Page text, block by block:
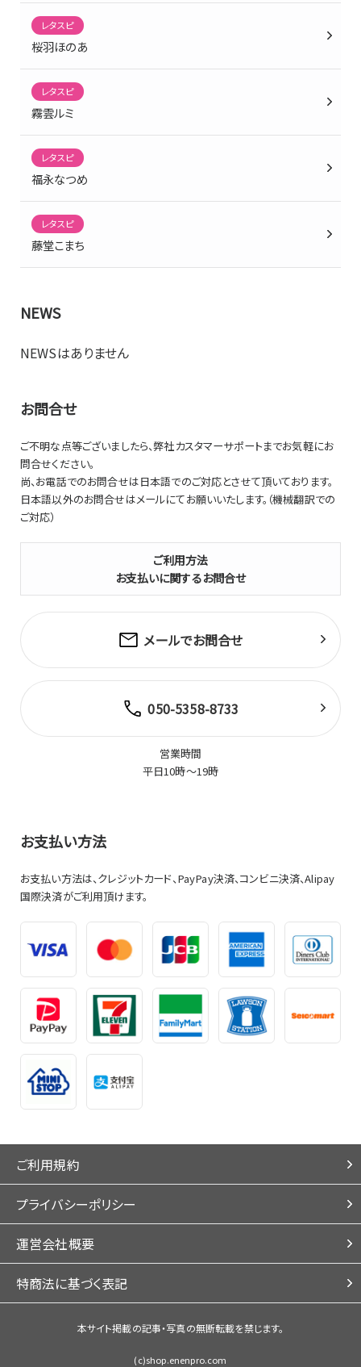
レタスピ
桜羽ほのあ
レタスピ
霧雲ルミ
レタスピ
福永なつめ
レタスピ
藤堂こまち
NEWS
NEWSはありません
お問合せ
ご不明な点等ございましたら、弊社カスタマーサポートまでお気軽にお
問合せください。
尚、お電話でのお問合せは日本語でのご対応とさせて頂いております。
日本語以外のお問合せはメールにてお願いいたします。（機械翻訳での
ご対応）
ご利用方法
お支払いに関するお問合せ
メールでお問合せ
050-5358-8733
営業時間
平日10時～19時
お支払い方法
お支払い方法は、クレジットカード、PayPay決済、コンビニ決済、Alipay
国際決済がご利用頂けます。
ご利用規約
プライバシーポリシー
運営会社概要
特商法に基づく表記
本サイト掲載の記事・写真の無断転載を禁じます。
(c)shop.enenpro.com